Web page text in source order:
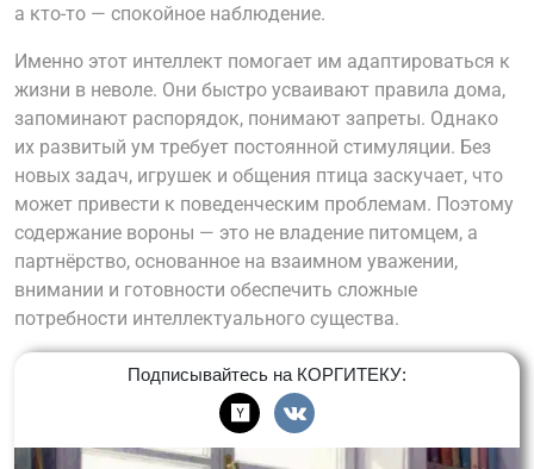
а кто-то — спокойное наблюдение.
Именно этот интеллект помогает им адаптироваться к
жизни в неволе. Они быстро усваивают правила дома,
запоминают распорядок, понимают запреты. Однако
их развитый ум требует постоянной стимуляции. Без
новых задач, игрушек и общения птица заскучает, что
может привести к поведенческим проблемам. Поэтому
содержание вороны — это не владение питомцем, а
партнёрство, основанное на взаимном уважении,
внимании и готовности обеспечить сложные
потребности интеллектуального существа.
Подписывайтесь на КОРГИТЕКУ: